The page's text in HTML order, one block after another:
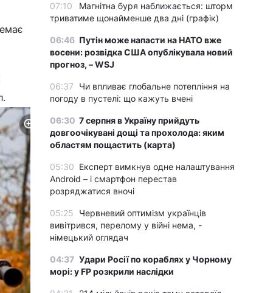
07:10
Магнітна буря наближається: шторм
триватиме щонайменше два дні (графік)
06:46 Путін може напасти на НАТО вже
восени: розвідка США опублікувала новий
прогноз, – WSJ
06:37
Чи впливає глобальне потепління на
погоду в пустелі: що кажуть вчені
06:30 7 серпня в Україну прийдуть
довгоочікувані дощі та прохолода: яким
областям пощастить (карта)
05:30 Експерт вимкнув одне налаштування
Android – і смартфон перестав
розряджатися вночі
05:25
Червневий оптимізм українців
вивітрився, перелому у війні нема, -
німецький оглядач
04:37 Удари Росії по кораблях у Чорному
морі: у FP розкрили наслідки